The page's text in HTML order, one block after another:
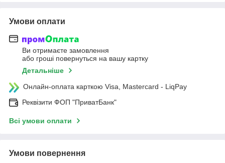
Умови оплати
Ви отримаєте замовлення
або гроші повернуться на вашу картку
Детальніше
Онлайн-оплата карткою Visa, Mastercard - LiqPay
Реквізити ФОП "ПриватБанк"
Всі умови оплати
Умови повернення